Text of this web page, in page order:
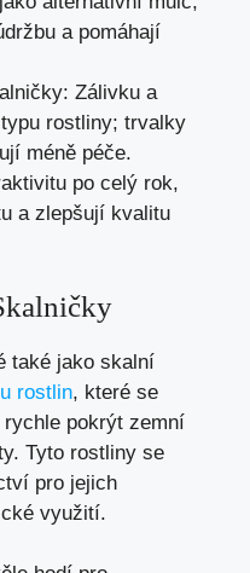
a pomáhají
Zálivku a
rostliny; trvalky
méně péče.
po celý rok,
a zlepšují kvalitu
také jako skalní
rostlin, které se
pokrýt zemní
Tyto rostliny se
pro jejich
využití.